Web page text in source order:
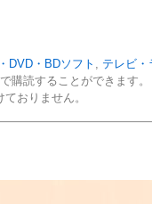
DVD・BDソフト テレビ・
購読することができます
おりません。